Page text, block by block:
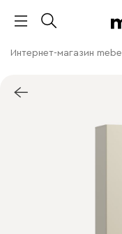
Интернет-магазин